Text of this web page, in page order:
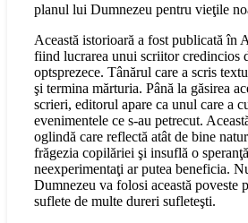
planul lui Dumnezeu pentru vieţile
Această istorioară a fost publicată în
fiind lucrarea unui scriitor credincios
optsprezece. Tânărul care a scris
şi termina mărturia. Până la găsirea
scrieri, editorul apare ca unul care a
evenimentele ce s-au petrecut.
oglindă care reflectă atât de bine
frăgezia copilăriei şi insuflă o
neexperimentaţi ar putea beneficia.
Dumnezeu va folosi această poveste
suflete de multe dureri sufleteşti.